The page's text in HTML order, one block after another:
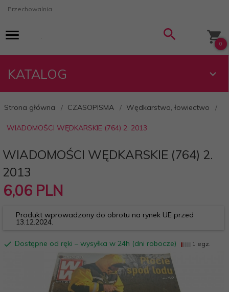
Przechowalnia
0
KATALOG
Strona główna CZASOPISMA Wędkarstwo, łowiectwo
WIADOMOŚCI WĘDKARSKIE (764) 2. 2013
WIADOMOŚCI WĘDKARSKIE (764) 2.
2013
6,06 PLN
Produkt wprowadzony do obrotu na rynek UE przed
13.12.2024.
Dostępne od ręki – wysyłka w 24h (dni robocze) 1 egz.